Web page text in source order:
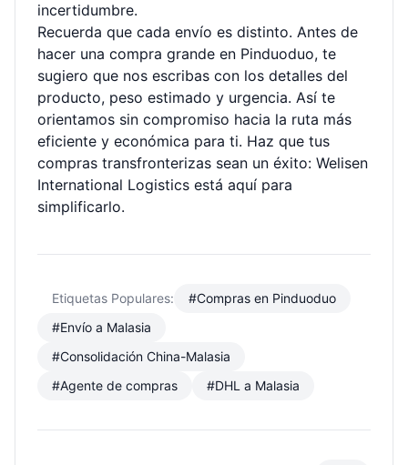
incertidumbre.
Recuerda que cada envío es distinto. Antes de
hacer una compra grande en Pinduoduo, te
sugiero que nos escribas con los detalles del
producto, peso estimado y urgencia. Así te
orientamos sin compromiso hacia la ruta más
eficiente y económica para ti. Haz que tus
compras transfronterizas sean un éxito: Welisen
International Logistics está aquí para
simplificarlo.
Etiquetas Populares:
#Compras en Pinduoduo
#Envío a Malasia
#Consolidación China-Malasia
#Agente de compras
#DHL a Malasia